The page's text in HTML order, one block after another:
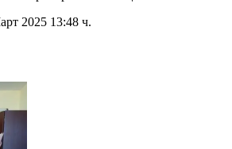
2025 13:48 ч.